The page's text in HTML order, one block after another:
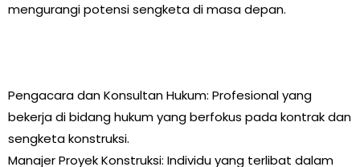
mengurangi potensi sengketa di masa depan.
Pengacara dan Konsultan Hukum: Profesional yang
bekerja di bidang hukum yang berfokus pada kontrak dan
sengketa konstruksi.
Manajer Proyek Konstruksi: Individu yang terlibat dalam